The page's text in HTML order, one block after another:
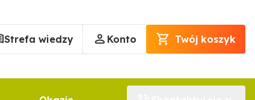
Strefa wiedzy Konto Twój koszyk